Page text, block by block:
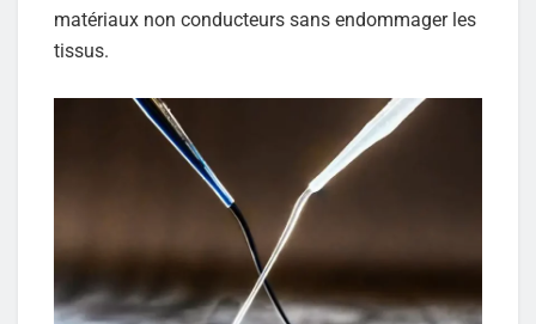
matériaux non conducteurs sans endommager les
tissus.